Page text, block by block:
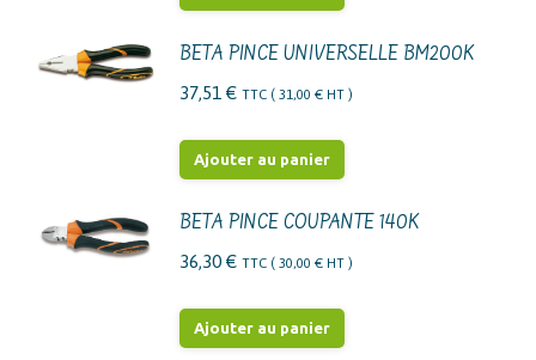
BETA PINCE UNIVERSELLE BM200K
37,51 € TTC ( 31,00 € HT )
Ajouter au panier
BETA PINCE COUPANTE 140K
36,30 € TTC ( 30,00 € HT )
Ajouter au panier